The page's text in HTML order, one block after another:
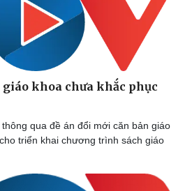
khoa chưa khắc phục
qua đề án đổi mới căn bản giáo
triển khai chương trình sách giáo